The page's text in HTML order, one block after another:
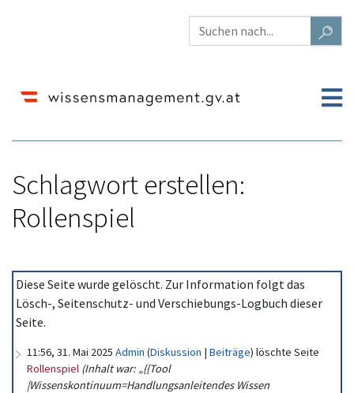
Schlagwort erstellen:
Rollenspiel
Wechseln zu:Navigation,Suche
Diese Seite wurde gelöscht. Zur Information folgt das
Lösch-, Seitenschutz- und Verschiebungs-Logbuch dieser
Seite.
11:56, 31. Mai 2025 Admin (Diskussion | Beiträge) löschte Seite
Rollenspiel (Inhalt war: „{{Tool
|Wissenskontinuum=Handlungsanleitendes Wissen